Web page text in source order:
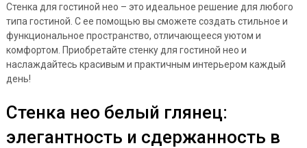
Стенка для гостиной нео – это идеальное решение для любого
типа гостиной. С ее помощью вы сможете создать стильное и
функциональное пространство, отличающееся уютом и
комфортом. Приобретайте стенку для гостиной нео и
наслаждайтесь красивым и практичным интерьером каждый
день!
Стенка нео белый глянец:
элегантность и сдержанность в